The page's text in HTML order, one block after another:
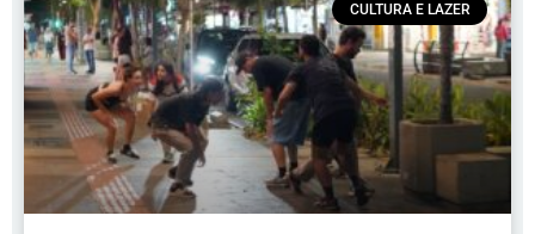
CULTURA E LAZER